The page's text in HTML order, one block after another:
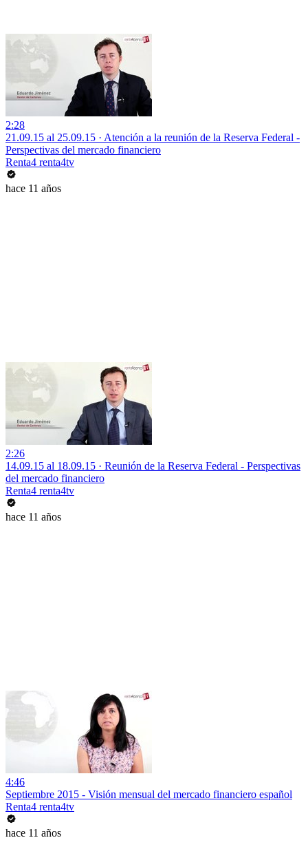
2:28
21.09.15 al 25.09.15 · Atención a la reunión de la Reserva Federal -
Perspectivas del mercado financiero
Renta4 renta4tv
hace 11 años
2:26
14.09.15 al 18.09.15 · Reunión de la Reserva Federal - Perspectivas
del mercado financiero
Renta4 renta4tv
hace 11 años
4:46
Septiembre 2015 - Visión mensual del mercado financiero español
Renta4 renta4tv
hace 11 años